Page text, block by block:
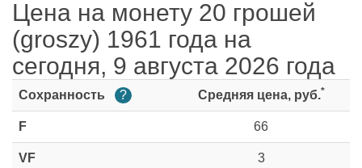
Цена на монету 20 грошей
(groszy) 1961 года на
сегодня, 9 августа 2026 года
Сохранность ? Средняя цена, руб.*
F 66
VF 3